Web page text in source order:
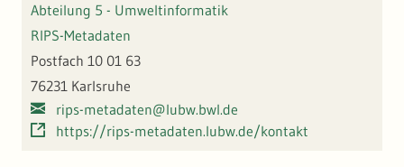
Abteilung 5 - Umweltinformatik
RIPS-Metadaten
Postfach 10 01 63
76231 Karlsruhe
rips-metadaten@lubw.bwl.de
https://rips-metadaten.lubw.de/kontakt